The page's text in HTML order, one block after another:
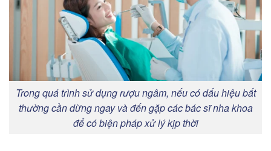
Trong quá trình sử dụng rượu ngâm, nếu có dấu hiệu bất
thường cần dừng ngay và đến gặp các bác sĩ nha khoa
để có biện pháp xử lý kịp thời